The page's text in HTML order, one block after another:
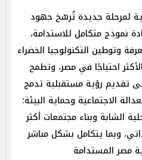
لمرحلة جديدة تُرسّخ جهود
نموذج متكامل للاستدامة،
وتوطين التكنولوجيا الخضراء
احتياجًا في مصر، وتطمح
تقديم رؤية مستقبلية تدمج
الاجتماعية وحماية البيئة؛
الشابة وبناء مجتمعات أكثر
وبما يتكامل بشكل مباشر
مصر المستدامة